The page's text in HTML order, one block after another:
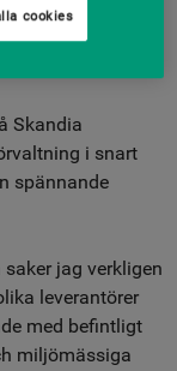
bytt ut hela 28
Skandia
i snart
spännande
jag verkligen
leverantörer
med befintligt
miljömässiga
cookies